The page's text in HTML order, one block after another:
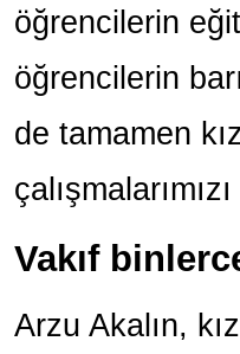
öğrencilerin
öğrencilerin
de tamamen
Vakıf
Arzu Akalın,